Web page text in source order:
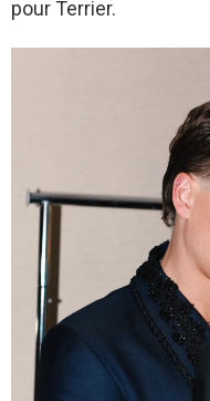
pour Terrier.